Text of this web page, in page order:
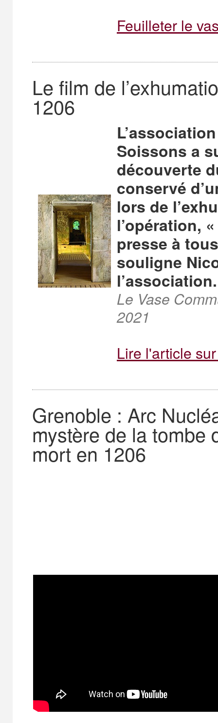
Feuilleter le
Le film de
1206
Soissons a
découverte
conservé
lors de
l’opération,
presse à
souligne
l’association.
Le Vase
2021
Lire l'article
Grenoble : Arc
mystère de la tombe
mort en 1206